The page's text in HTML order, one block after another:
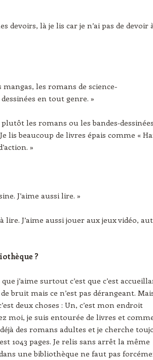
devoirs, là je lis car je n’ai pas de devoir
mangas, les romans de science-
en tout genre. »
les romans ou les bandes‑dessinées
lis beaucoup de livres épais comme «
»
J’aime aussi lire. »
lire. J’aime aussi jouer aux jeux vidéo,
?
j’aime surtout c’est que c’est
bruit mais ce n’est pas dérangeant.
deux choses : Un, c’est mon endroit
moi, je suis entourée de livres et
des romans adultes et je cherche
1043 pages. Je relis sans arrêt la même
une bibliothèque ne faut pas